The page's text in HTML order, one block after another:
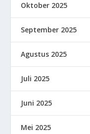
Oktober 2025
September 2025
Agustus 2025
Juli 2025
Juni 2025
Mei 2025